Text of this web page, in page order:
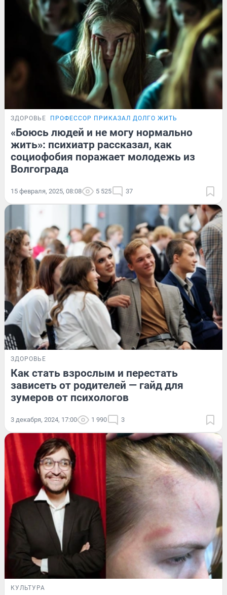
ЗДОРОВЬЕ ПРОФЕССОР ПРИКАЗАЛ ДОЛГО ЖИТЬ
«Боюсь людей и не могу нормально
жить»: психиатр рассказал, как
социофобия поражает молодежь из
Волгограда
15 февраля, 2025, 08:08 5 525 37
ЗДОРОВЬЕ
Как стать взрослым и перестать
зависеть от родителей — гайд для
зумеров от психологов
3 декабря, 2024, 17:00 1 990 3
КУЛЬТУРА